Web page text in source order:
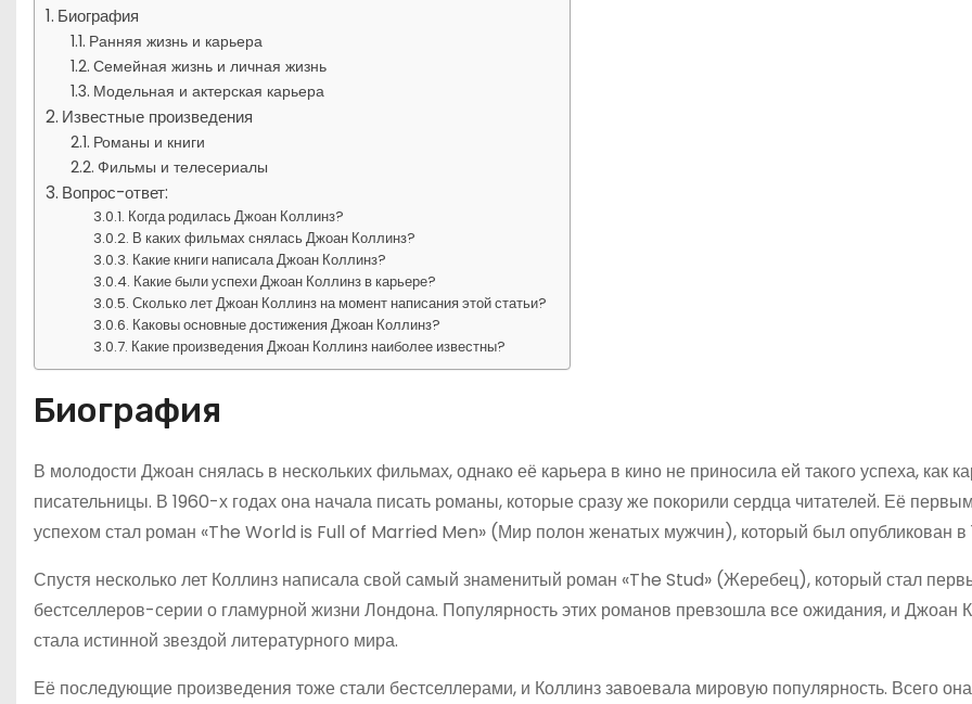
Биография
Ранняя жизнь и карьера
Семейная жизнь и личная жизнь
Модельная и актерская карьера
Известные произведения
Романы и книги
Фильмы и телесериалы
Вопрос-ответ:
Когда родилась Джоан Коллинз?
В каких фильмах снялась Джоан Коллинз?
Какие книги написала Джоан Коллинз?
Какие были успехи Джоан Коллинз в карьере?
Сколько лет Джоан Коллинз на момент написания этой статьи?
Каковы основные достижения Джоан Коллинз?
Какие произведения Джоан Коллинз наиболее известны?
Биография
В молодости Джоан снялась в нескольких фильмах, однако её карьера в кино не приносила ей такого успеха, как
писательницы. В 1960-х годах она начала писать романы, которые сразу же покорили сердца читателей. Её
успехом стал роман «The World is Full of Married Men» (Мир полон женатых мужчин), который был опубликован в
Спустя несколько лет Коллинз написала свой самый знаменитый роман «The Stud» (Жеребец), который стал
бестселлеров-серии о гламурной жизни Лондона. Популярность этих романов превзошла все ожидания, и Джоан
стала истинной звездой литературного мира.
Её последующие произведения тоже стали бестселлерами, и Коллинз завоевала мировую популярность. Всего